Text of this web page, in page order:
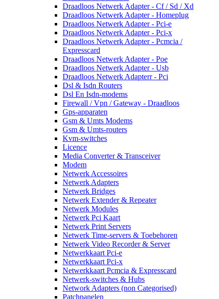
Draadloos Netwerk Adapter - Cf / Sd / Xd
Draadloos Netwerk Adapter - Homeplug
Draadloos Netwerk Adapter - Pci-e
Draadloos Netwerk Adapter - Pci-x
Draadloos Netwerk Adapter - Pcmcia /
Expresscard
Draadloos Netwerk Adapter - Poe
Draadloos Netwerk Adapter - Usb
Draadloos Netwerk Adapterr - Pci
Dsl & Isdn Routers
Dsl En Isdn-modems
Firewall / Vpn / Gateway - Draadloos
Gps-apparaten
Gsm & Umts Modems
Gsm & Umts-routers
Kvm-switches
Licence
Media Converter & Transceiver
Modem
Netwerk Accessoires
Netwerk Adapters
Netwerk Bridges
Netwerk Extender & Repeater
Netwerk Modules
Netwerk Pci Kaart
Netwerk Print Servers
Netwerk Time-servers & Toebehoren
Netwerk Video Recorder & Server
Netwerkkaart Pci-e
Netwerkkaart Pci-x
Netwerkkaart Pcmcia & Expresscard
Netwerk-switches & Hubs
Network Adapters (non Categorised)
Patchpanelen